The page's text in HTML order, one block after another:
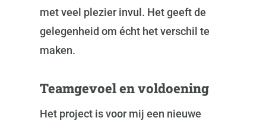
met veel plezier invul. Het geeft de
gelegenheid om écht het verschil te
maken.
Teamgevoel en voldoening
Het project is voor mij een nieuwe